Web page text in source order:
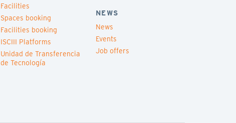
Facilities
Spaces booking
Facilities booking
ISCIII Platforms
Unidad de Transferencia
de Tecnología
NEWS
News
Events
Job offers